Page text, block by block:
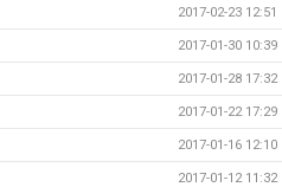
2017-02-23 12:51
2017-01-30 10:39
2017-01-28 17:32
2017-01-22 17:29
2017-01-16 12:10
2017-01-12 11:32